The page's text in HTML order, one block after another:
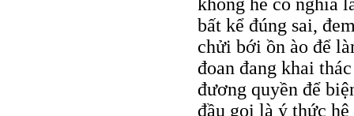
bất kể đúng sai,
chửi bới ồn ào để
đoan đang khai
đương quyền để
đầu gọi là ý thức